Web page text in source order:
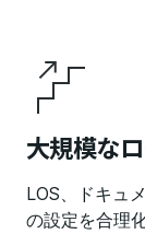
大規模な
LOS、ドキュ
の設定を合理